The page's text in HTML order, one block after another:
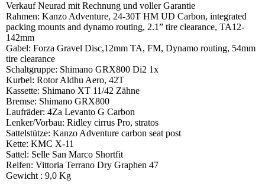
Verkauf Neurad mit Rechnung und voller Garantie
Rahmen: Kanzo Adventure, 24-30T HM UD Carbon, integrated
packing mounts and dynamo routing, 2.1” tire clearance, TA12-
142mm
Gabel: Forza Gravel Disc,12mm TA, FM, Dynamo routing, 54mm
tire clearance
Schaltgruppe: Shimano GRX800 Di2 1x
Kurbel: Rotor Aldhu Aero, 42T
Kassette: Shimano XT 11/42 Zähne
Bremse: Shimano GRX800
Laufräder: 4Za Levanto G Carbon
Lenker/Vorbau: Ridley cirrus Pro, stratos
Sattelstütze: Kanzo Adventure carbon seat post
Kette: KMC X-11
Sattel: Selle San Marco Shortfit
Reifen: Vittoria Terrano Dry Graphen 47
Gewicht : 9,0 Kg